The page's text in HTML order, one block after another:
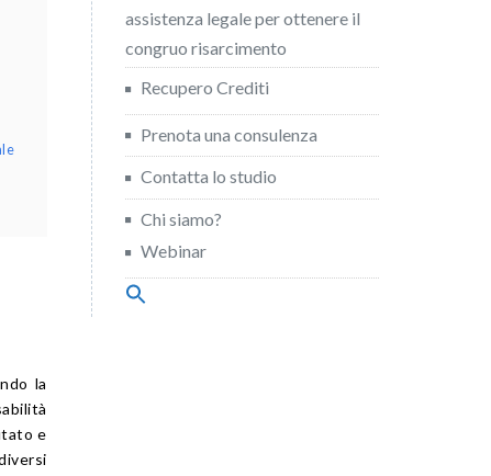
la
e
assistenza legale per ottenere il
congruo risarcimento
Recupero Crediti
Prenota una consulenza
Contatta lo studio
Chi siamo?
Webinar